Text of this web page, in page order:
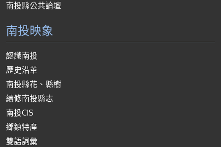
南投縣公共論壇
南投映象
認識南投
歷史沿革
南投縣花、縣樹
續修南投縣志
南投CIS
鄉鎮特產
雙語詞彙